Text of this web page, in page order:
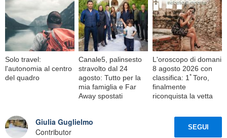
Solo travel:
l'autonomia al centro
del quadro
Canale5, palinsesto
stravolto dal 24
agosto: Tutto per la
mia famiglia e Far
Away spostati
L'oroscopo di domani
8 agosto 2026 con
classifica: 1ﾟToro,
finalmente
riconquista la vetta
Giulia Guglielmo
Contributor
SEGUI